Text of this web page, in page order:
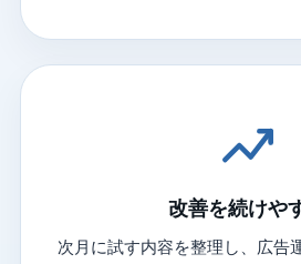
改善を続けや
次月に試す内容を整理し、広告